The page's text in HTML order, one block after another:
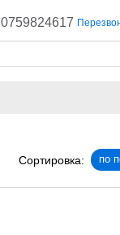
0759824617
Сортировка: по